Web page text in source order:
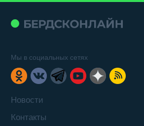
Новости
Контакты
Мы в социальных сетях